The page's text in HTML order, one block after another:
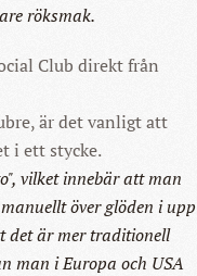
röksmak.
Club direkt från
är det vanligt att
i ett stycke.
vilket innebär att man
över glöden i upp
det är mer traditionell
man i Europa och USA